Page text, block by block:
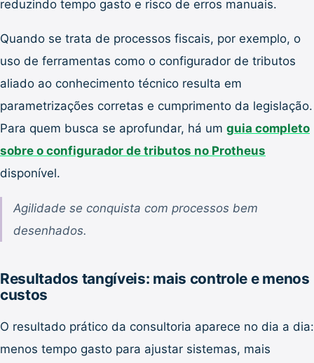
reduzindo tempo gasto e risco de erros manuais.
Quando se trata de processos fiscais, por exemplo, o
uso de ferramentas como o configurador de tributos
aliado ao conhecimento técnico resulta em
parametrizações corretas e cumprimento da legislação.
Para quem busca se aprofundar, há um guia completo
sobre o configurador de tributos no Protheus
disponível.
Agilidade se conquista com processos bem
desenhados.
Resultados tangíveis: mais controle e menos
custos
O resultado prático da consultoria aparece no dia a dia:
menos tempo gasto para ajustar sistemas, mais